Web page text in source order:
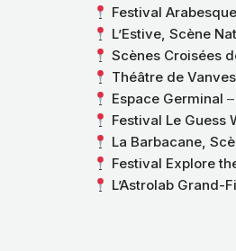
Festival Arabesque
L’Estive, Scène
Scènes Croisées
Théâtre de Vanves
Espace Germinal
Festival Le Guess
La Barbacane,
Festival Explore
L’Astrolab Grand-